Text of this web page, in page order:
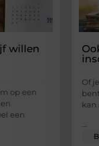
willen
op een
een
Of
kan
...